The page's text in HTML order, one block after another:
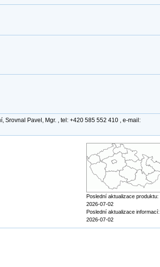
Srovnal Pavel, Mgr. , tel: +420 585 552 410 , e-mail:
Poslední aktualizace produktu:
2026-07-02
Poslední aktualizace informací:
2026-07-02